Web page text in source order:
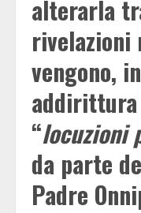
alterarla
rivelazioni
vengono,
“locuzioni
da parte
Padre